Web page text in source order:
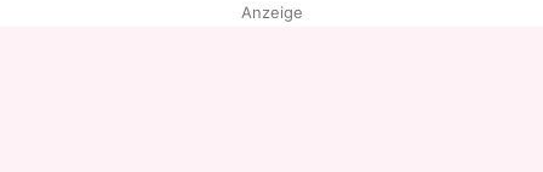
Anzeige